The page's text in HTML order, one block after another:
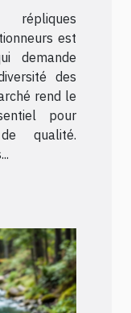
est
demande
des
rend le
pour
qualité.